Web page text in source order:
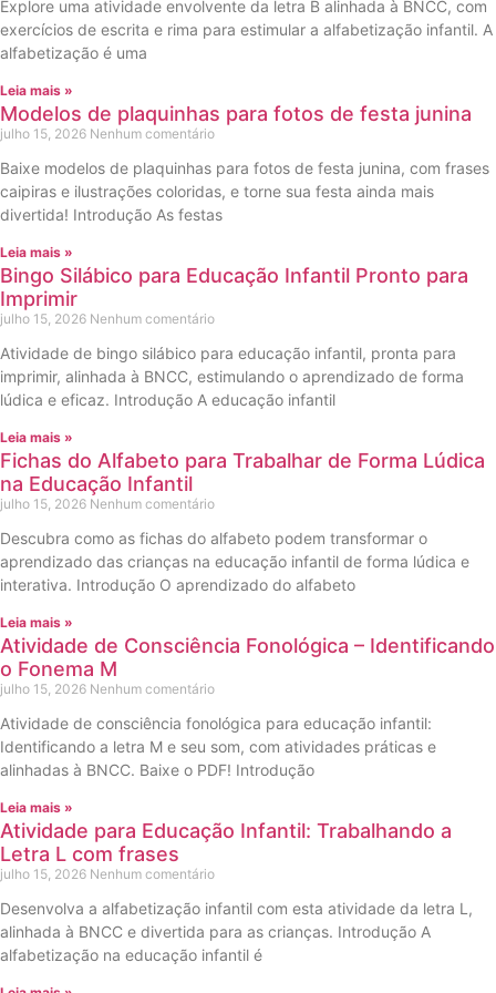
Explore uma atividade envolvente da letra B alinhada à BNCC, com
exercícios de escrita e rima para estimular a alfabetização infantil. A
alfabetização é uma
Leia mais »
Modelos de plaquinhas para fotos de festa junina
julho 15, 2026 Nenhum comentário
Baixe modelos de plaquinhas para fotos de festa junina, com frases
caipiras e ilustrações coloridas, e torne sua festa ainda mais
divertida! Introdução As festas
Leia mais »
Bingo Silábico para Educação Infantil Pronto para
Imprimir
julho 15, 2026 Nenhum comentário
Atividade de bingo silábico para educação infantil, pronta para
imprimir, alinhada à BNCC, estimulando o aprendizado de forma
lúdica e eficaz. Introdução A educação infantil
Leia mais »
Fichas do Alfabeto para Trabalhar de Forma Lúdica
na Educação Infantil
julho 15, 2026 Nenhum comentário
Descubra como as fichas do alfabeto podem transformar o
aprendizado das crianças na educação infantil de forma lúdica e
interativa. Introdução O aprendizado do alfabeto
Leia mais »
Atividade de Consciência Fonológica – Identificando
o Fonema M
julho 15, 2026 Nenhum comentário
Atividade de consciência fonológica para educação infantil:
Identificando a letra M e seu som, com atividades práticas e
alinhadas à BNCC. Baixe o PDF! Introdução
Leia mais »
Atividade para Educação Infantil: Trabalhando a
Letra L com frases
julho 15, 2026 Nenhum comentário
Desenvolva a alfabetização infantil com esta atividade da letra L,
alinhada à BNCC e divertida para as crianças. Introdução A
alfabetização na educação infantil é